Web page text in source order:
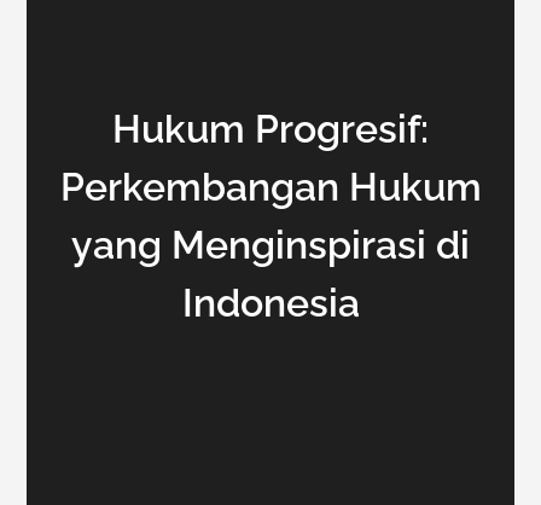
Hukum Progresif:
Perkembangan Hukum
yang Menginspirasi di
Indonesia